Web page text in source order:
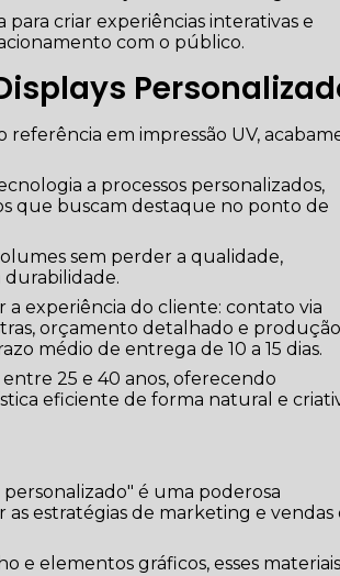
para criar experiências interativas e
com o público.
referência em impressão UV,
a processos personalizados,
que buscam destaque no ponto de
sem perder a qualidade,
durabilidade.
experiência do cliente: contato via
orçamento detalhado e produção
médio de entrega de 10 a 15 dias.
25 e 40 anos, oferecendo
eficiente de forma natural e
é uma poderosa
estratégias de marketing e vendas
e elementos gráficos, esses